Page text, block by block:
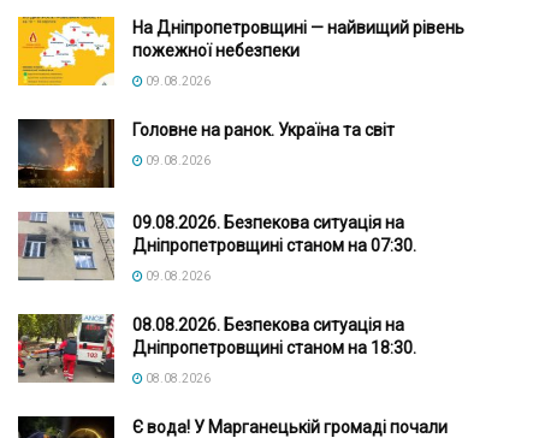
На Дніпропетровщині — найвищий рівень
пожежної небезпеки
09.08.2026
Головне на ранок. Україна та світ
09.08.2026
09.08.2026. Безпекова ситуація на
Дніпропетровщині станом на 07:30.
09.08.2026
08.08.2026. Безпекова ситуація на
Дніпропетровщині станом на 18:30.
08.08.2026
Є вода! У Марганецькій громаді почали